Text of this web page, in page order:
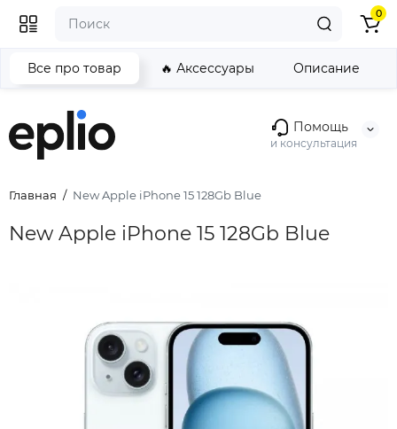
Помощь
и консультация
0
Главная New Apple iPhone 15 128Gb Blue
New Apple iPhone 15 128Gb Blue
Все про товар 🔥 Аксессуары Описание